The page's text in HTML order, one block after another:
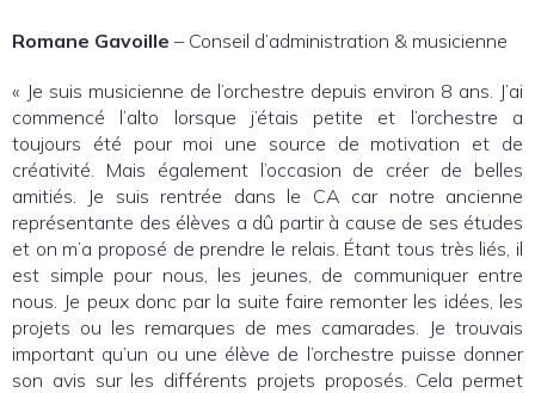
Romane Gavoille – Conseil d’administration & musicienne
« Je suis musicienne de l’orchestre depuis environ 8 ans. J’ai
commencé l’alto lorsque j’étais petite et l’orchestre a
toujours été pour moi une source de motivation et de
créativité. Mais également l’occasion de créer de belles
amitiés. Je suis rentrée dans le CA car notre ancienne
représentante des élèves a dû partir à cause de ses études
et on m’a proposé de prendre le relais. Étant tous très liés, il
est simple pour nous, les jeunes, de communiquer entre
nous. Je peux donc par la suite faire remonter les idées, les
projets ou les remarques de mes camarades. Je trouvais
important qu’un ou une élève de l’orchestre puisse donner
son avis sur les différents projets proposés. Cela permet